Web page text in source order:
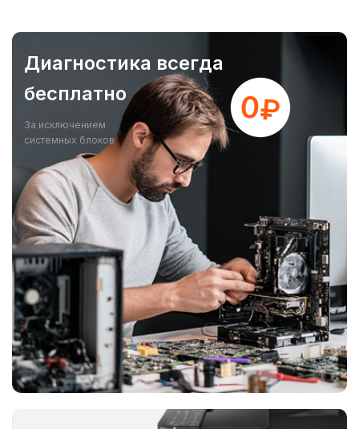
Диагностика всегда
бесплатно
За исключением
системных блоков